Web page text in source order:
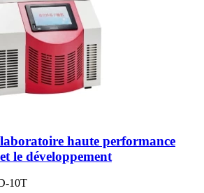
haute performance
le développement
10T